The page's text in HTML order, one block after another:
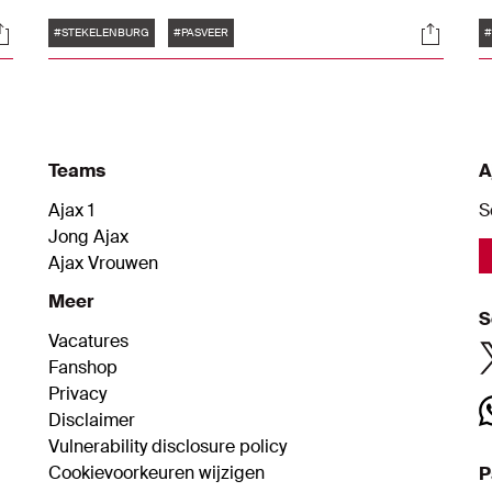
zichzelf of toch hun teamgenoot? Als de
spelers hetzelfde bordje omhoog houden,
Tags
#STEKELENBURG #PASVEER
Teams
Ajax 1
Jong Ajax
Ajax Vrouwen
Meer
Vacatures
Fanshop
Privacy
Disclaimer
Vulnerability disclosure policy
Cookievoorkeuren wijzigen